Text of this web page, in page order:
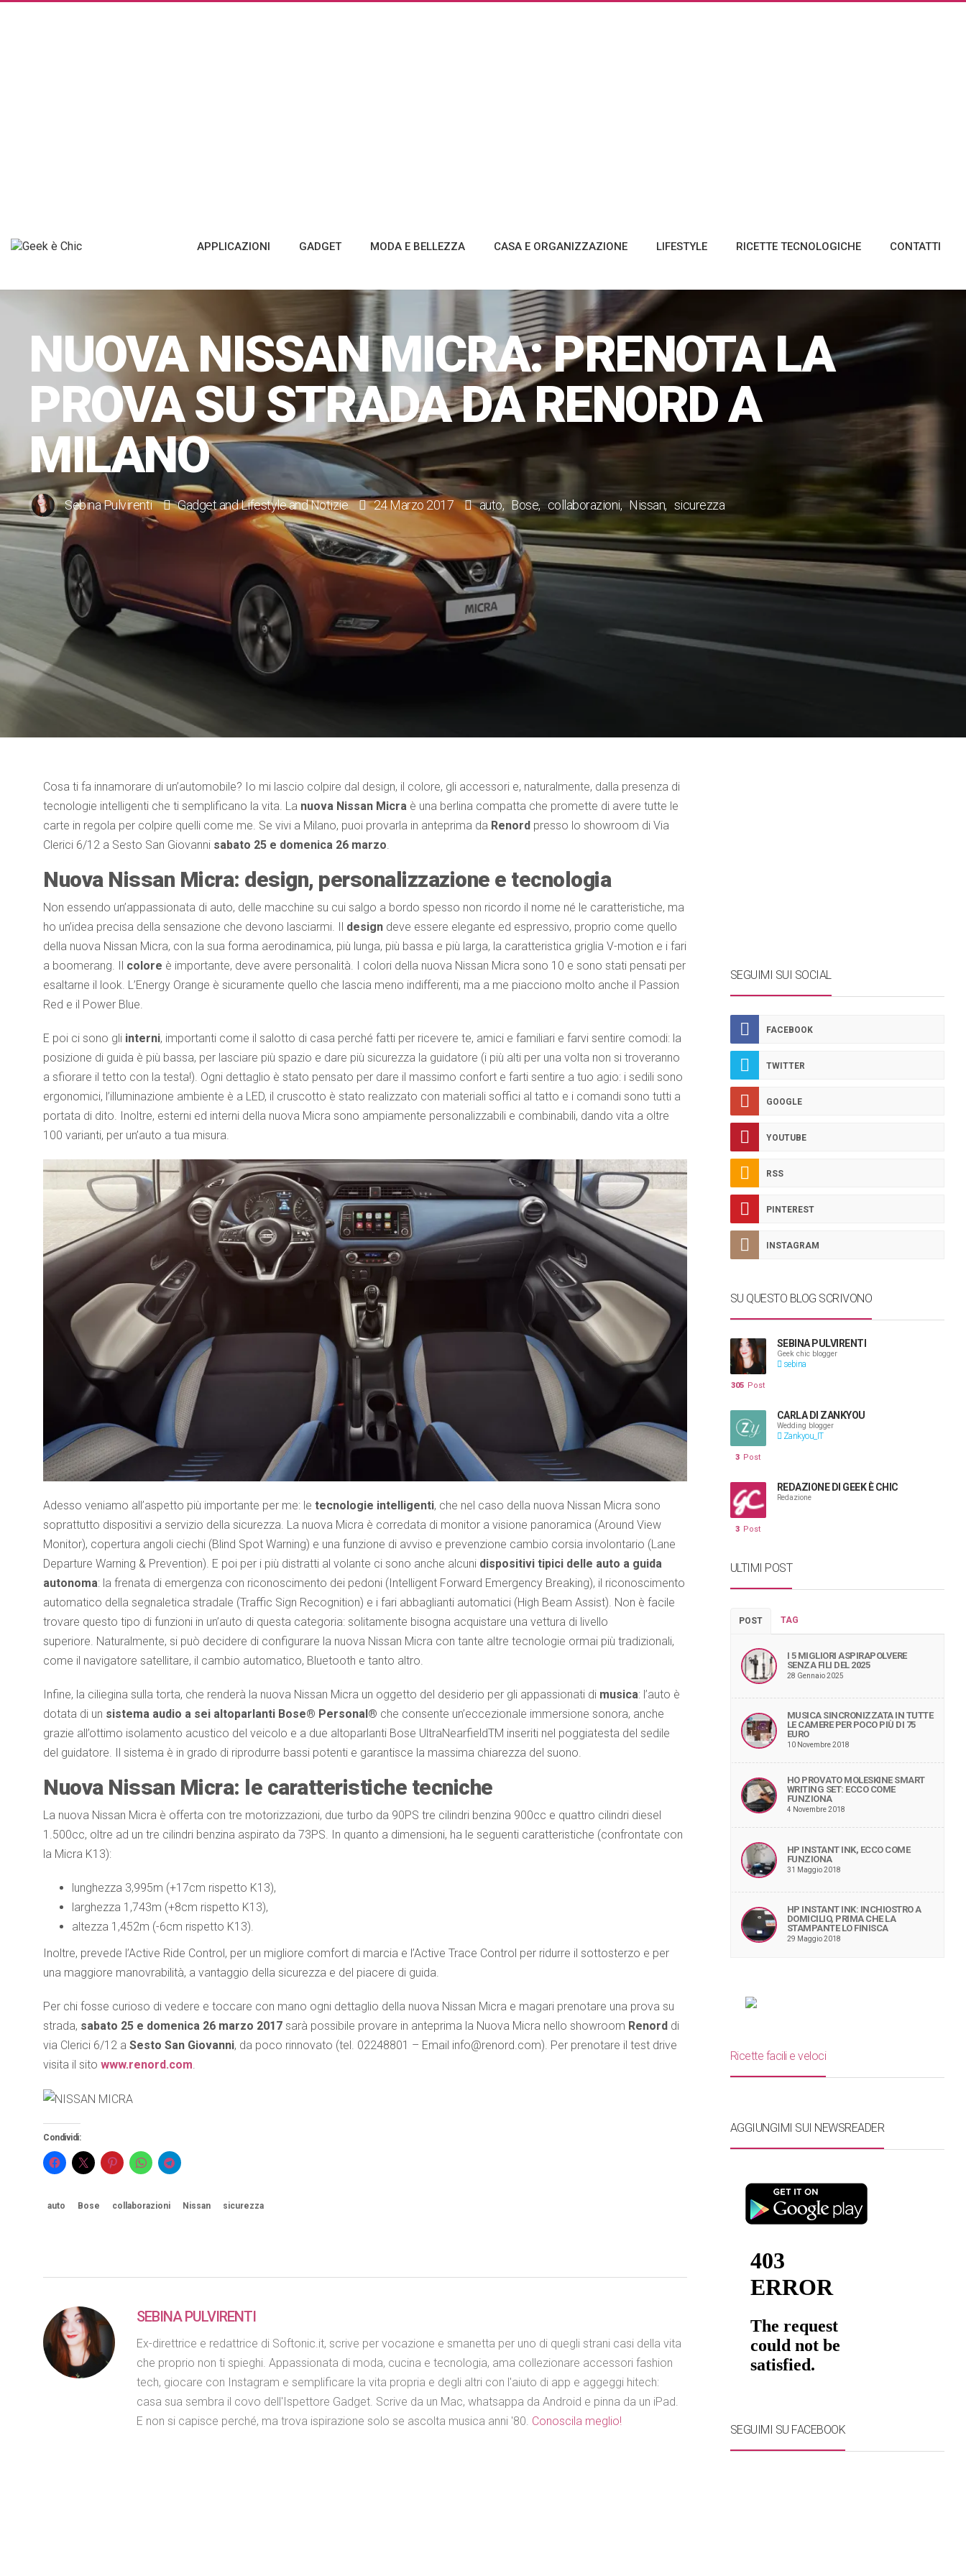
APPLICAZIONI GADGET MODA E BELLEZZA CASA E ORGANIZZAZIONE LIFESTYLE RICETTE TECNOLOGICHE CONTATTI
NUOVA NISSAN MICRA: PRENOTA LA
PROVA SU STRADA DA RENORD A
MILANO
Sebina Pulvirenti Gadgetand Lifestyleand Notizie 24 Marzo 2017 auto Bose collaborazioni Nissan sicurezza
Cosa ti fa innamorare di un’automobile? Io mi lascio colpire dal design, il colore, gli accessori e, naturalmente, dalla presenza di
tecnologie intelligenti che ti semplificano la vita. La nuova Nissan Micra è una berlina compatta che promette di avere tutte le
carte in regola per colpire quelli come me. Se vivi a Milano, puoi provarla in anteprima da Renord presso lo showroom di Via
Clerici 6/12 a Sesto San Giovanni sabato 25 e domenica 26 marzo
Nuova Nissan Micra: design, personalizzazione e tecnologia
Non essendo un’appassionata di auto, delle macchine su cui salgo a bordo spesso non ricordo il nome né le caratteristiche, ma
ho un’idea precisa della sensazione che devono lasciarmi. Il design deve essere elegante ed espressivo, proprio come quello
della nuova Nissan Micra, con la sua forma aerodinamica, più lunga, più bassa e più larga, la caratteristica griglia V-motion e i fari
a boomerang. Il colore è importante, deve avere personalità. I colori della nuova Nissan Micra sono 10 e sono stati pensati per
esaltarne il look. L’Energy Orange è sicuramente quello che lascia meno indifferenti, ma a me piacciono molto anche il Passion
Red e il Power Blue.
E poi ci sono gli interni, importanti come il salotto di casa perché fatti per ricevere te, amici e familiari e farvi sentire comodi: la
posizione di guida è più bassa, per lasciare più spazio e dare più sicurezza la guidatore (i più alti per una volta non si troveranno
a sfiorare il tetto con la testa!). Ogni dettaglio è stato pensato per dare il massimo confort e farti sentire a tuo agio: i sedili sono
ergonomici, l’illuminazione ambiente è a LED, il cruscotto è stato realizzato con materiali soffici al tatto e i comandi sono tutti a
portata di dito. Inoltre, esterni ed interni della nuova Micra sono ampiamente personalizzabili e combinabili, dando vita a oltre
100 varianti, per un’auto a tua misura.
Adesso veniamo all’aspetto più importante per me: le tecnologie intelligenti, che nel caso della nuova Nissan Micra sono
soprattutto dispositivi a servizio della sicurezza. La nuova Micra è corredata di monitor a visione panoramica (Around View
Monitor), copertura angoli ciechi (Blind Spot Warning) e una funzione di avviso e prevenzione cambio corsia involontario (Lane
Departure Warning & Prevention). E poi per i più distratti al volante ci sono anche alcuni dispositivi tipici delle auto a guida
autonoma: la frenata di emergenza con riconoscimento dei pedoni (Intelligent Forward Emergency Breaking), il riconoscimento
automatico della segnaletica stradale (Traffic Sign Recognition) e i fari abbaglianti automatici (High Beam Assist). Non è facile
trovare questo tipo di funzioni in un’auto di questa categoria: solitamente bisogna acquistare una vettura di livello
superiore. Naturalmente, si può decidere di configurare la nuova Nissan Micra con tante altre tecnologie ormai più tradizionali,
come il navigatore satellitare, il cambio automatico, Bluetooth e tanto altro.
Infine, la ciliegina sulla torta, che renderà la nuova Nissan Micra un oggetto del desiderio per gli appassionati di musica: l’auto è
dotata di un sistema audio a sei altoparlanti Bose® Personal® che consente un’eccezionale immersione sonora, anche
grazie all’ottimo isolamento acustico del veicolo e a due altoparlanti Bose UltraNearfieldTM inseriti nel poggiatesta del sedile
del guidatore. Il sistema è in grado di riprodurre bassi potenti e garantisce la massima chiarezza del suono.
Nuova Nissan Micra: le caratteristiche tecniche
La nuova Nissan Micra è offerta con tre motorizzazioni, due turbo da 90PS tre cilindri benzina 900cc e quattro cilindri diesel
1.500cc, oltre ad un tre cilindri benzina aspirato da 73PS. In quanto a dimensioni, ha le seguenti caratteristiche (confrontate con
la Micra K13):
lunghezza 3,995m (+17cm rispetto K13),
larghezza 1,743m (+8cm rispetto K13),
altezza 1,452m (-6cm rispetto K13).
Inoltre, prevede l’Active Ride Control, per un migliore comfort di marcia e l’Active Trace Control per ridurre il sottosterzo e per
una maggiore manovrabilità, a vantaggio della sicurezza e del piacere di guida.
Per chi fosse curioso di vedere e toccare con mano ogni dettaglio della nuova Nissan Micra e magari prenotare una prova su
strada, sabato 25 e domenica 26 marzo 2017 sarà possibile provare in anteprima la Nuova Micra nello showroom Renord di
via Clerici 6/12 a Sesto San Giovanni, da poco rinnovato (tel. 02248801 – Email info@renord.com). Per prenotare il test drive
visita il sito www.renord.com
Condividi:
auto Bose collaborazioni Nissan sicurezza
SEBINA PULVIRENTI
Ex-direttrice e redattrice di Softonic.it, scrive per vocazione e smanetta per uno di quegli strani casi della vita
che proprio non ti spieghi. Appassionata di moda, cucina e tecnologia, ama collezionare accessori fashion
tech, giocare con Instagram e semplificare la vita propria e degli altri con l'aiuto di app e aggeggi hitech:
casa sua sembra il covo dell'Ispettore Gadget. Scrive da un Mac, whatsappa da Android e pinna da un iPad.
E non si capisce perché, ma trova ispirazione solo se ascolta musica anni '80. Conoscila meglio!
SEGUIMI SUI SOCIAL
FACEBOOK
TWITTER
GOOGLE
YOUTUBE
RSS
PINTEREST
INSTAGRAM
SU QUESTO BLOG SCRIVONO
SEBINA PULVIRENTI
Geek chic blogger
sebina
305 Post
CARLA DI ZANKYOU
Wedding blogger
Zankyou_IT
3 Post
REDAZIONE DI GEEK È CHIC
Redazione
3 Post
ULTIMI POST
POST TAG
I 5 MIGLIORI ASPIRAPOLVERE
SENZA FILI DEL 2025
28 Gennaio 2025
MUSICA SINCRONIZZATA IN TUTTE
LE CAMERE PER POCO PIÙ DI 75
EURO
10 Novembre 2018
HO PROVATO MOLESKINE SMART
WRITING SET: ECCO COME
FUNZIONA
4 Novembre 2018
HP INSTANT INK, ECCO COME
FUNZIONA
31 Maggio 2018
HP INSTANT INK: INCHIOSTRO A
DOMICILIO, PRIMA CHE LA
STAMPANTE LO FINISCA
29 Maggio 2018
Ricette facili e veloci
AGGIUNGIMI SUI NEWSREADER
SEGUIMI SU FACEBOOK